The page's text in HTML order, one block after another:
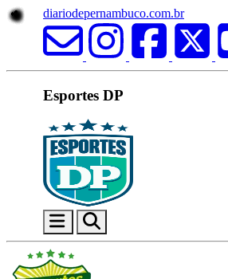
diariodepernambuco.com.br
Esportes DP